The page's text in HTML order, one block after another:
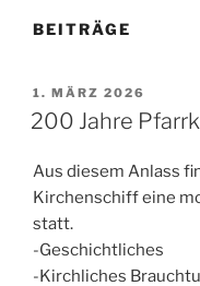
BEITRÄGE
VERÖFFENTLICHT
AM
1. MÄRZ 2026
200 Jahre
Aus diesem Anlass
Kirchenschiff eine
statt.
-Geschichtliches
-Kirchliches